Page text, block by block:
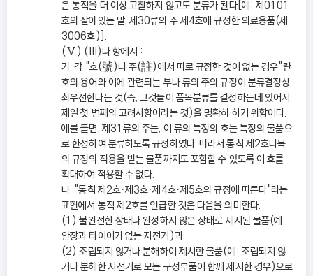
은 통칙을 더 이상 고찰하지 않고도 분류가 된다[예: 제0101
호의 살아있는 말, 제30류의 주 제4호에 규정한 의료용품(제
3006호)].
(Ⅴ) (III)나.항에서 :
가. 각 "호(號)나 주(註)에서 따로 규정한 것이 없는 경우"란
호의 용어와 이에 관련되는 부나 류의 주의 규정이 분류결정상
최우선한다는 것(즉, 그것들이 품목분류를 결정하는데 있어서
제일 첫 번째의 고려사항이라는 것)을 명확히 하기 위함이다.
예를 들면, 제31류의 주는, 이 류의 특정의 호는 특정의 물품으
로 한정하여 분류하도록 규정하였다. 따라서 통칙 제2호나목
의 규정의 적용을 받는 물품까지도 포함할 수 있도록 이 호를
확대하여 적용할 수 없다.
나. "통칙 제2호ㆍ제3호ㆍ제4호ㆍ제5호의 규정에 따른다"라는
표현에서 통칙 제2호를 언급한 것은 다음을 의미한다.
(1) 불완전한 상태나 완성하지 않은 상태로 제시된 물품(예:
안장과 타이어가 없는 자전거)과
(2) 조립되지 않거나 분해하여 제시한 물품(예: 조립되지 않
거나 분해한 자전거로 모든 구성부품이 함께 제시한 경우)으로